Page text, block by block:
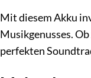
Mit diesem Akku
Musikgenusses.
perfekten